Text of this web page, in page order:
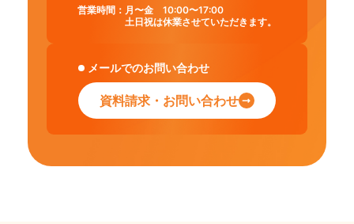
営業時間： 月〜金 10:00〜17:00
土日祝は休業させていただきます。
メールでのお問い合わせ
資料請求・お問い合わせ